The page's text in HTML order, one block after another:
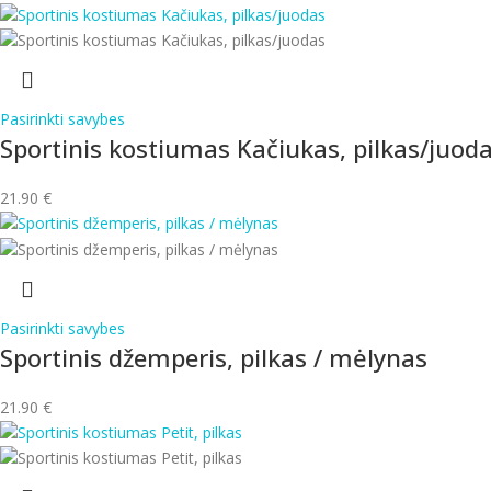
Pasirinkti savybes
Sportinis kostiumas Kačiukas, pilkas/
21.90 €
Pasirinkti savybes
Sportinis džemperis, pilkas / mėlynas
21.90 €